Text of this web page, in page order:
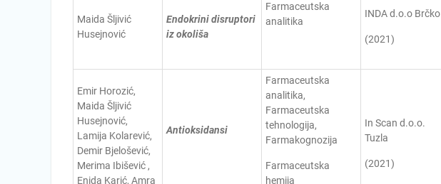
Maida Šljivić
Husejnović
Endokrini disruptori
iz okoliša
Farmaceutska
analitika
INDA d.o.o Brčko
(2021)
Emir Horozić,
Maida Šljivić
Husejnović,
Lamija Kolarević,
Demir Bjelošević,
Merima Ibišević ,
Enida Karić, Amra
Antioksidansi
Farmaceutska
analitika,
Farmaceutska
tehnologija,
Farmakognozija
Farmaceutska
hemija
In Scan d.o.o.
Tuzla
(2021)